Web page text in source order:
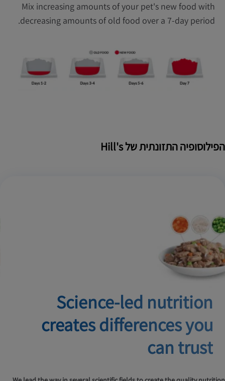
Mix increasing amounts of your pet's new food with
decreasing amounts of old food over a 7-day period.
הפילוסופיה התזונתית של Hill's
Science-led nutrition
createsdifferences you
can trust